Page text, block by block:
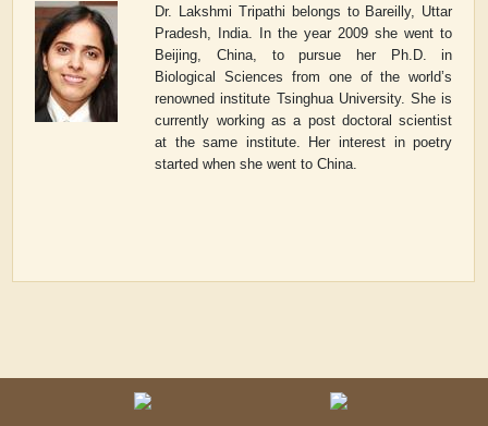
Dr. Lakshmi Tripathi belongs to Bareilly, Uttar
Pradesh, India. In the year 2009 she went to
Beijing, China, to pursue her Ph.D. in
Biological Sciences from one of the world’s
renowned institute Tsinghua University. She is
currently working as a post doctoral scientist
at the same institute. Her interest in poetry
started when she went to China.